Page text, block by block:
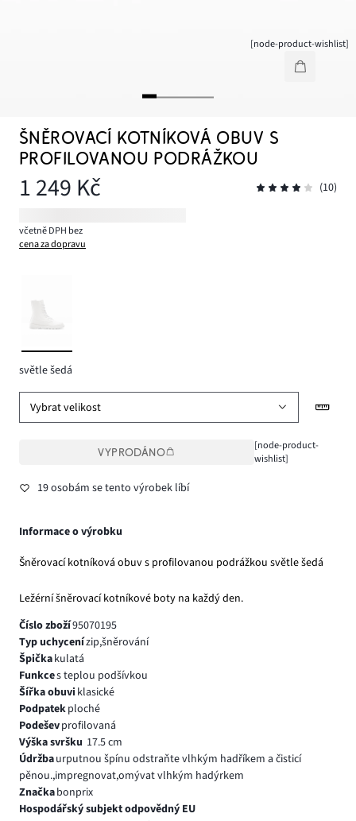
[node-product-wishlist]
ŠNĚROVACÍ KOTNÍKOVÁ OBUV S
PROFILOVANOU PODRÁŽKOU
1 249 Kč (10)
včetně DPH bez
cena za dopravu
světle šedá
Vybrat velikost
VYPRODÁNO
[node-product-
wishlist]
19 osobám se tento výrobek líbí
Informace o výrobku
Šněrovací kotníková obuv s profilovanou podrážkou světle šedá
Ležérní šněrovací kotníkové boty na každý den.
Číslo zboží95070195
Typ uchycenízip,šněrování
Špičkakulatá
Funkces teplou podšívkou
Šířka obuvi klasické
Podpatekploché
Podeševprofilovaná
Výška svršku 17.5 cm
Údržbaurputnou špínu odstraňte vlhkým hadříkem a čisticí
pěnou.,impregnovat,omývat vlhkým hadýrkem
Značkabonprix
Hospodářský subjekt odpovědný EU